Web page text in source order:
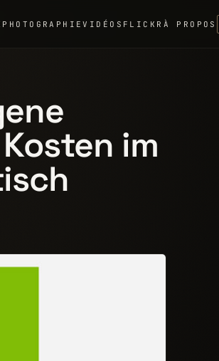
PHOTOGRAPHIEVIDÉOS FLICKR À PROPOS
im